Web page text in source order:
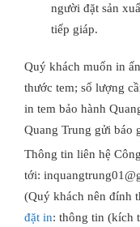
người đặt sản
tiếp giáp.
Quý khách muốn in
thước tem; số lượng
in tem bảo hành
Quang Trung gửi báo
Thông tin liên hệ
tới:
(Quý khách nên đính
đặt in: thông tin (kích